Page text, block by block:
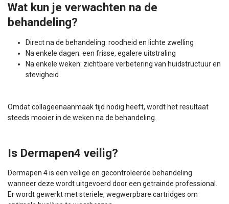
Wat kun je verwachten na de
behandeling?
Direct na de behandeling: roodheid en lichte zwelling
Na enkele dagen: een frisse, egalere uitstraling
Na enkele weken: zichtbare verbetering van huidstructuur en
stevigheid
Omdat collageenaanmaak tijd nodig heeft, wordt het resultaat
steeds mooier in de weken na de behandeling.
Is Dermapen4 veilig?
Dermapen 4 is een veilige en gecontroleerde behandeling
wanneer deze wordt uitgevoerd door een getrainde professional.
Er wordt gewerkt met steriele, wegwerpbare cartridges om